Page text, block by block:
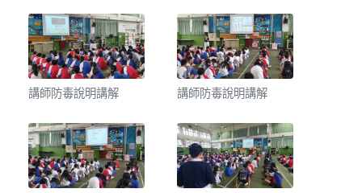
講師防毒說明講解 講師防毒說明講解